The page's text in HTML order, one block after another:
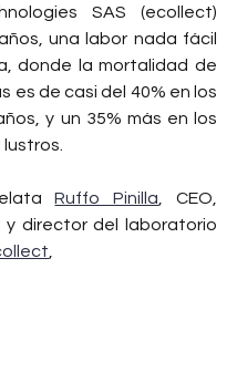
SAS (ecollect)
una labor nada fácil
donde la mortalidad de
es de casi del 40% en los
y un 35% más en los
Ruffo Pinilla , CEO,
y director del laboratorio